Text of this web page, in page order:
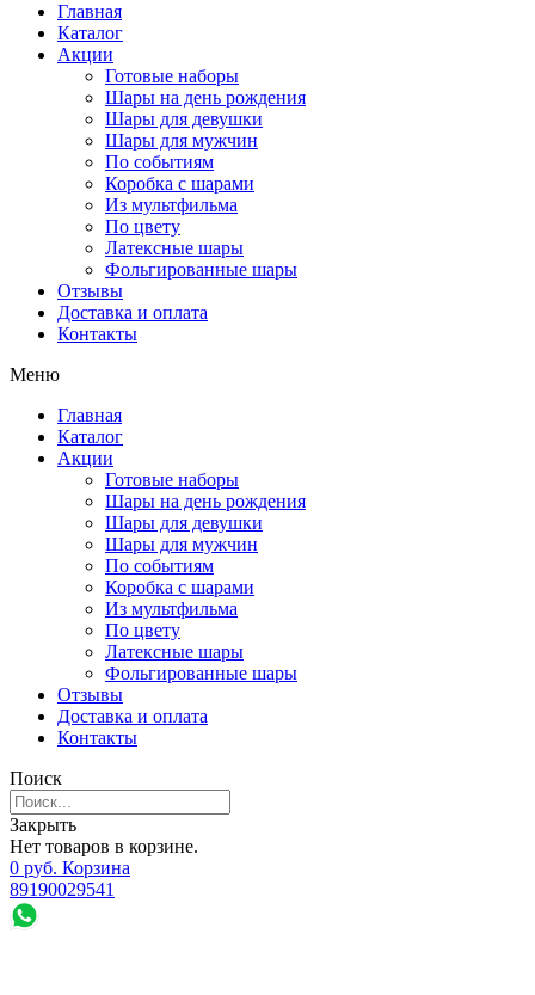
Главная
Каталог
Акции
Готовые наборы
Шары на день рождения
Шары для девушки
Шары для мужчин
По событиям
Коробка с шарами
Из мультфильма
По цвету
Латексные шары
Фольгированные шары
Отзывы
Доставка и оплата
Контакты
Меню
Главная
Каталог
Акции
Готовые наборы
Шары на день рождения
Шары для девушки
Шары для мужчин
По событиям
Коробка с шарами
Из мультфильма
По цвету
Латексные шары
Фольгированные шары
Отзывы
Доставка и оплата
Контакты
Поиск
Закрыть
Нет товаров в корзине.
0 руб. Корзина
89190029541